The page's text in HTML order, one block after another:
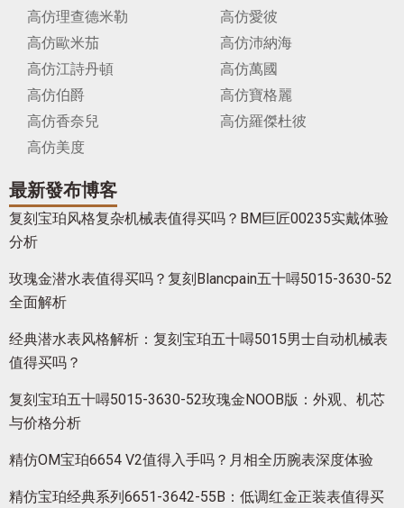
高仿理查德米勒
高仿愛彼
高仿歐米茄
高仿沛納海
高仿江詩丹頓
高仿萬國
高仿伯爵
高仿寶格麗
高仿香奈兒
高仿羅傑杜彼
高仿美度
最新發布博客
复刻宝珀风格复杂机械表值得买吗？BM巨匠00235实戴体验
分析
玫瑰金潜水表值得买吗？复刻Blancpain五十噚5015-3630-52
全面解析
经典潜水表风格解析：复刻宝珀五十噚5015男士自动机械表
值得买吗？
复刻宝珀五十噚5015-3630-52玫瑰金NOOB版：外观、机芯
与价格分析
精仿OM宝珀6654 V2值得入手吗？月相全历腕表深度体验
精仿宝珀经典系列6651-3642-55B：低调红金正装表值得买